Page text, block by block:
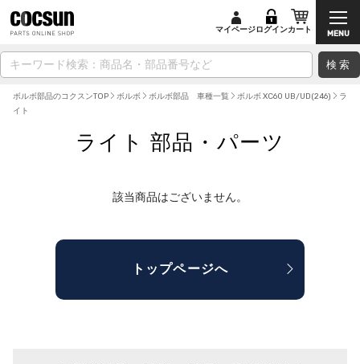
検索
マイページログインカート
ボルボ部品のコクスンTOP ボルボ ボルボ部品 車種一覧 ボルボ XC60 UB/UD(246)
ラ
イト
ライト 部品・パーツ
該当商品はございません。
トップページへ